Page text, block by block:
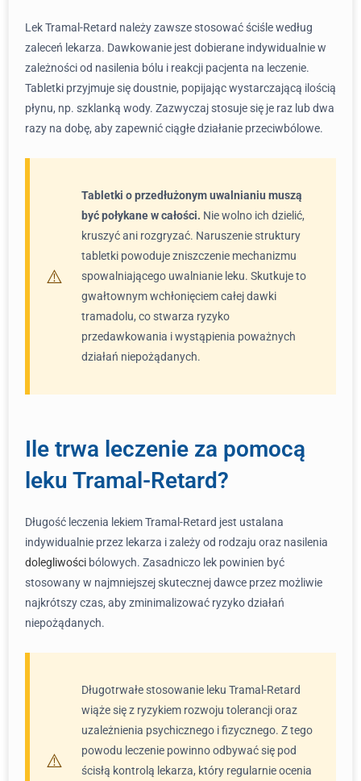
Lek Tramal-Retard należy zawsze stosować ściśle według
zaleceń lekarza. Dawkowanie jest dobierane indywidualnie w
zależności od nasilenia bólu i reakcji pacjenta na leczenie.
Tabletki przyjmuje się doustnie, popijając wystarczającą ilością
płynu, np. szklanką wody. Zazwyczaj stosuje się je raz lub dwa
razy na dobę, aby zapewnić ciągłe działanie przeciwbólowe.
Tabletki o przedłużonym uwalnianiu muszą
być połykane w całości. Nie wolno ich dzielić,
kruszyć ani rozgryzać. Naruszenie struktury
tabletki powoduje zniszczenie mechanizmu
spowalniającego uwalnianie leku. Skutkuje to
gwałtownym wchłonięciem całej dawki
tramadolu, co stwarza ryzyko
przedawkowania i wystąpienia poważnych
działań niepożądanych.
Ile trwa leczenie za pomocą
leku Tramal-Retard?
Długość leczenia lekiem Tramal-Retard jest ustalana
indywidualnie przez lekarza i zależy od rodzaju oraz nasilenia
dolegliwości bólowych. Zasadniczo lek powinien być
stosowany w najmniejszej skutecznej dawce przez możliwie
najkrótszy czas, aby zminimalizować ryzyko działań
niepożądanych.
Długotrwałe stosowanie leku Tramal-Retard
wiąże się z ryzykiem rozwoju tolerancji oraz
uzależnienia psychicznego i fizycznego. Z tego
powodu leczenie powinno odbywać się pod
ścisłą kontrolą lekarza, który regularnie ocenia